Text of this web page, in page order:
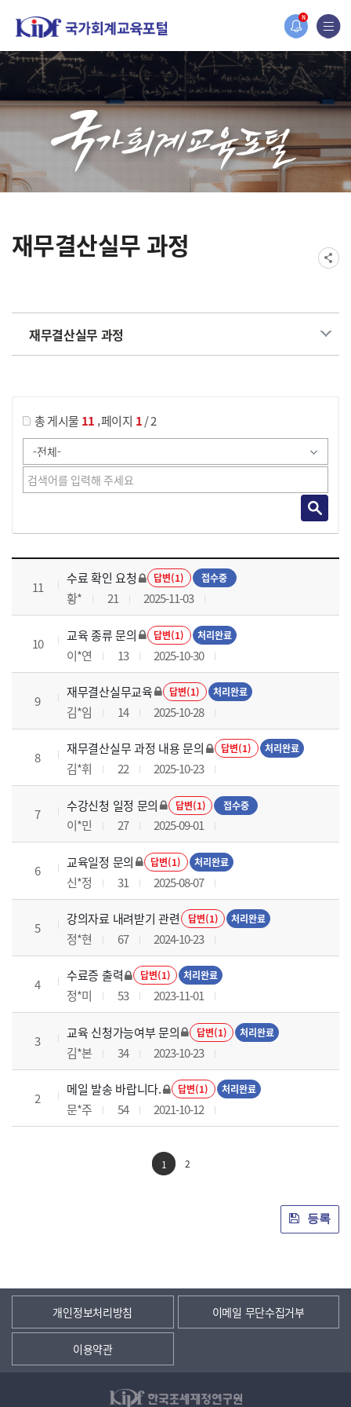
N
홈페이지가 새롭게 개편되었습니다.
한국조세재정연구원홈페이지가 새롭게 개설되었습니다.
재무결산실무 과정
재무결산실무 과정
총 게시물 11 ,페이지 1/ 2
재무결산실무 과정 목록 으로 번호, 제목, 작성자, 조회수, 등록 일로 나열 되고 있습니다.
11
수료 확인 요청 답변(1) 접수중
황* 21 2025-11-03
10
교육 종류 문의 답변(1) 처리완료
이*연 13 2025-10-30
9
재무결산실무교육 답변(1) 처리완료
김*임 14 2025-10-28
8
재무결산실무 과정 내용 문의 답변(1) 처리완료
김*휘 22 2025-10-23
7
수강신청 일정 문의 답변(1) 접수중
이*민 27 2025-09-01
6
교육일정 문의 답변(1) 처리완료
신*정 31 2025-08-07
5
강의자료 내려받기 관련 답변(1) 처리완료
정*현 67 2024-10-23
4
수료증 출력 답변(1) 처리완료
정*미 53 2023-11-01
3
교육 신청가능여부 문의 답변(1) 처리완료
김*본 34 2023-10-23
2
메일 발송 바랍니다. 답변(1) 처리완료
문*주 54 2021-10-12
1 2
등록
개인정보처리방침 이메일 무단수집거부
이용약관